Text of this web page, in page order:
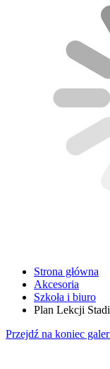
Strona główna
Akcesoria
Szkoła i biuro
Plan Lekcji
Przejdź na koniec